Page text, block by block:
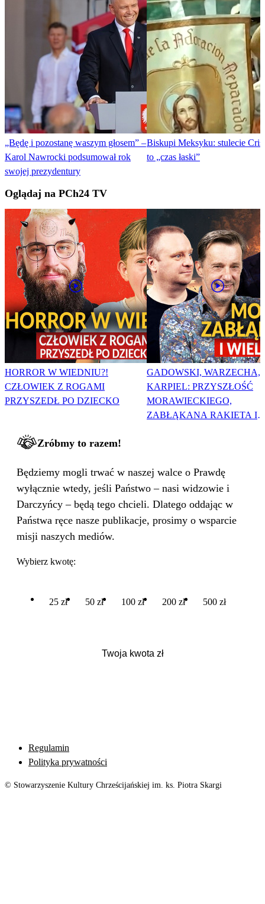
„Będę i pozostanę waszym głosem” –
Karol Nawrocki podsumował rok
swojej prezydentury
Biskupi Meksyku: stulecie
to „czas łaski”
Oglądaj na PCh24 TV
HORROR W WIEDNIU?!
CZŁOWIEK Z ROGAMI
PRZYSZEDŁ PO DZIECKO
GADOWSKI, WARZECHA,
KARPIEL: PRZYSZŁOŚĆ
MORAWIECKIEGO,
ZABŁĄKANA RAKIETA I
Zróbmy to razem!
Będziemy mogli trwać w naszej walce o Prawdę
wyłącznie wtedy, jeśli Państwo – nasi widzowie i
Darczyńcy – będą tego chcieli. Dlatego oddając w
Państwa ręce nasze publikacje, prosimy o wsparcie
misji naszych mediów.
Wybierz kwotę:
25 zł 50 zł 100 zł 200 zł 500 zł
Regulamin
Polityka prywatności
© Stowarzyszenie Kultury Chrześcijańskiej im. ks. Piotra Skargi